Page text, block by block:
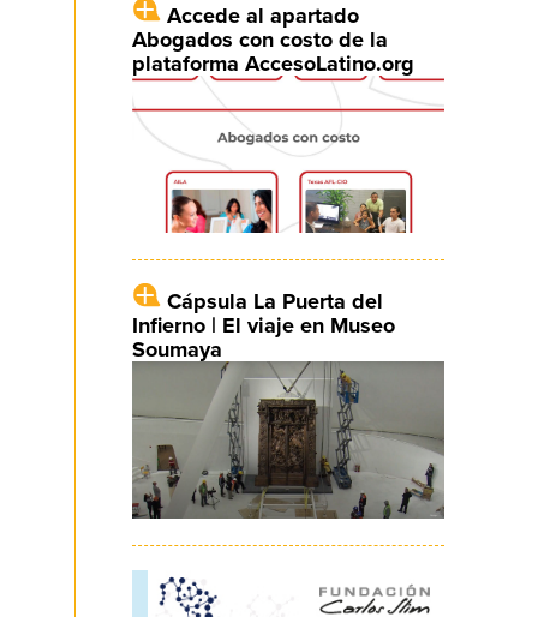
Accede al apartado
Abogados con costo de la
plataforma AccesoLatino.org
Cápsula La Puerta del
Infierno | El viaje en Museo
Soumaya